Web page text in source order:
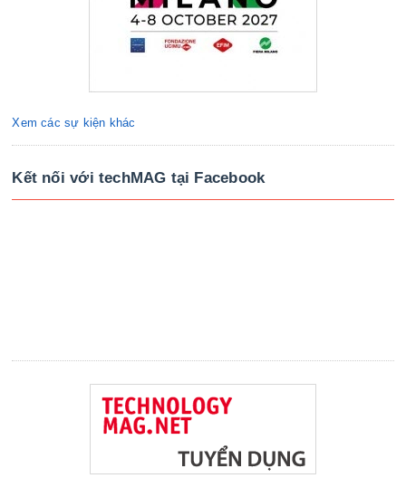
Xem các sự kiện khác
Kết nối với techMAG tại Facebook